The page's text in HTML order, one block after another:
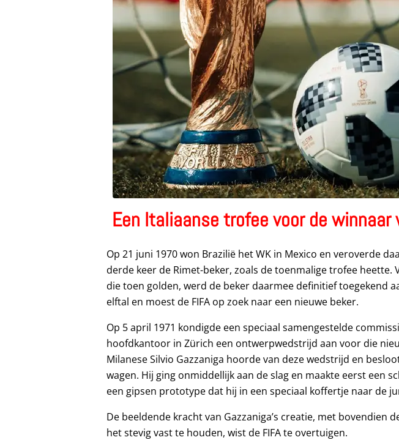
Een Italiaanse trofee voor de winnaar
Op 21 juni 1970 won Brazilië het WK in Mexico en veroverde
derde keer de Rimet-beker, zoals de toenmalige trofee heette.
die toen golden, werd de beker daarmee definitief toegekend
elftal en moest de FIFA op zoek naar een nieuwe beker.
Op 5 april 1971 kondigde een speciaal samengestelde
hoofdkantoor in Zürich een ontwerpwedstrijd aan voor die
Milanese Silvio Gazzaniga hoorde van deze wedstrijd en
wagen. Hij ging onmiddellijk aan de slag en maakte eerst een
een gipsen prototype dat hij in een speciaal koffertje naar de
De beeldende kracht van Gazzaniga’s creatie, met bovendien
het stevig vast te houden, wist de FIFA te overtuigen.